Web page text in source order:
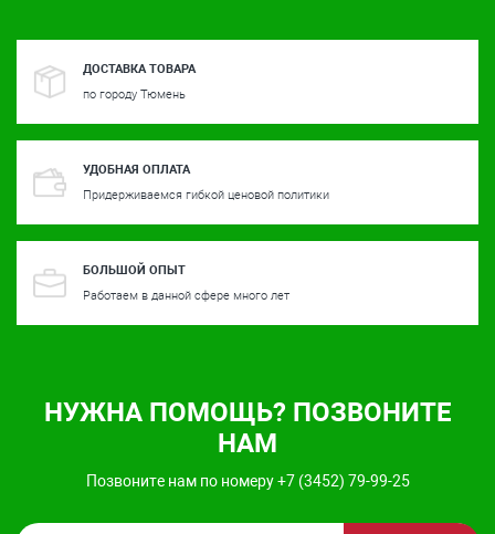
ДОСТАВКА ТОВАРА
по городу Тюмень
УДОБНАЯ ОПЛАТА
Придерживаемся гибкой ценовой политики
БОЛЬШОЙ ОПЫТ
Работаем в данной сфере много лет
НУЖНА ПОМОЩЬ? ПОЗВОНИТЕ
НАМ
Позвоните нам по номеру +7 (3452) 79-99-25